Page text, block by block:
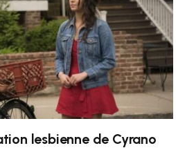
lesbienne de Cyrano